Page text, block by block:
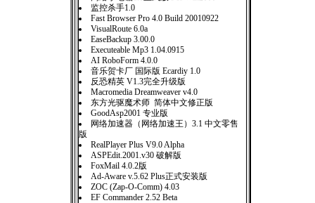
监控杀手1.0
Fast Browser Pro 4.0 Build 20010922
VisualRoute 6.0a
EaseBackup 3.00.0
Executeable Mp3 1.04.0915
AI RoboForm 4.0.0
音乐贺卡厂 国际版 Ecardiy 1.0
反恐精英 V1.3完全升级版
Macromedia Dreamweaver v4.0
东方光驱魔术师 简体中文修正版
GoodAsp2001 专业版
网络加速器（网络加速王）3.1 中文零售
版
RealPlayer Plus V9.0 Alpha
ASPEdit.2001.v30 破解版
FoxMail 4.0.2版
Ad-Aware v.5.62 Plus正式安装版
ZOC (Zap-O-Comm) 4.03
EF Commander 2.52 Beta